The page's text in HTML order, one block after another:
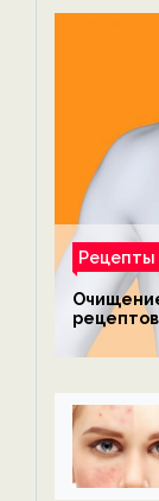
Рецепты
рецептов